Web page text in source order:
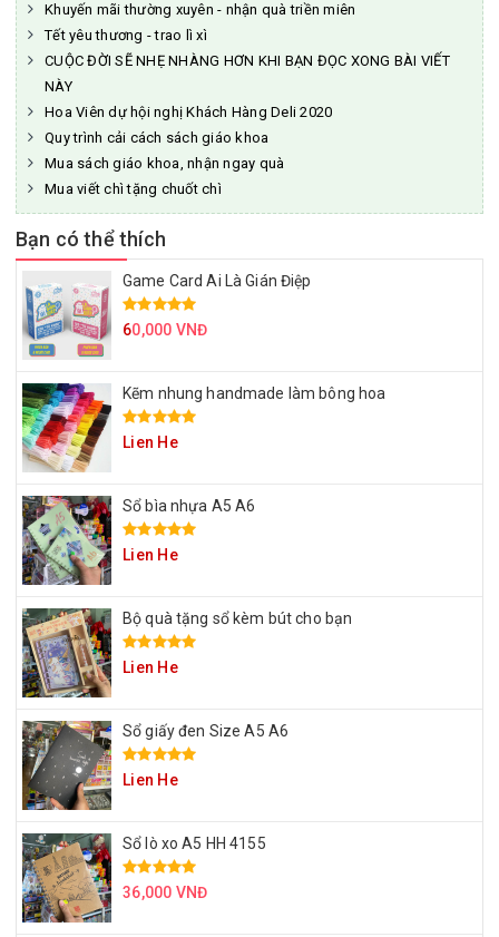
Khuyến mãi thường xuyên - nhận quà triền miên
Tết yêu thương - trao lì xì
CUỘC ĐỜI SẼ NHẸ NHÀNG HƠN KHI BẠN ĐỌC XONG BÀI VIẾT
NÀY
Hoa Viên dự hội nghị Khách Hàng Deli 2020
Quy trình cải cách sách giáo khoa
Mua sách giáo khoa, nhận ngay quà
Mua viết chì tặng chuốt chì
Bạn có thể thích
Game Card Ai Là Gián Điệp
60,000 VNĐ
Kẽm nhung handmade làm bông hoa
Lien He
Sổ bìa nhựa A5 A6
Lien He
Bộ quà tặng sổ kèm bút cho bạn
Lien He
Sổ giấy đen Size A5 A6
Lien He
Sổ lò xo A5 HH 4155
36,000 VNĐ